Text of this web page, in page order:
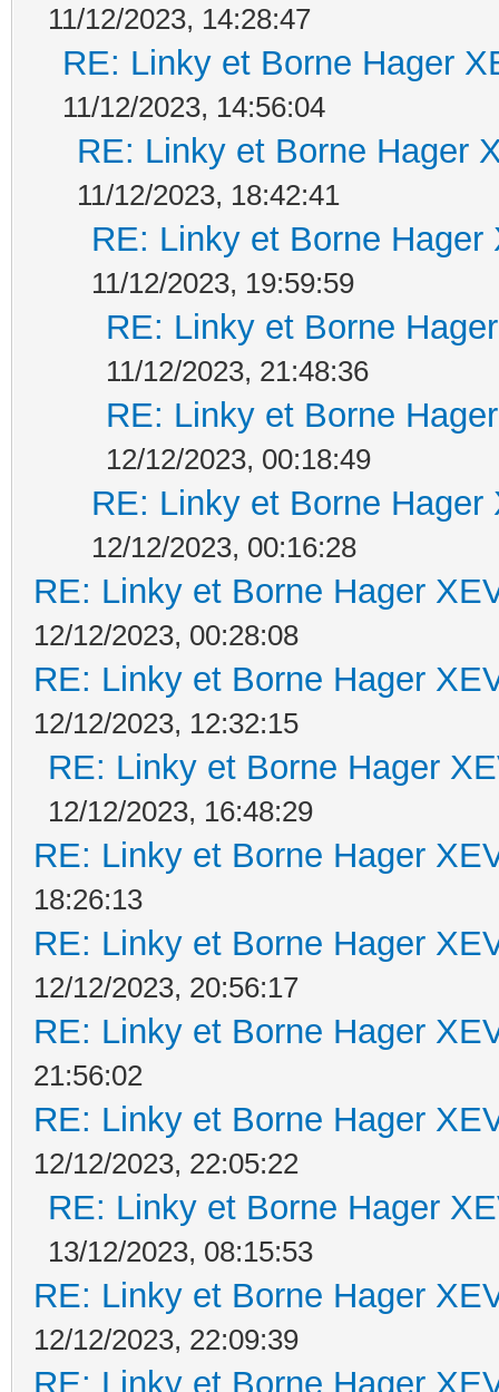
11/12/2023, 14:28:47
RE: Linky et Borne Hager
11/12/2023, 14:56:04
RE: Linky et Borne Hager
11/12/2023, 18:42:41
RE: Linky et Borne Hager
11/12/2023, 19:59:59
RE: Linky et Borne
11/12/2023, 21:48:36
RE: Linky et Borne
12/12/2023, 00:18:49
RE: Linky et Borne Hager
12/12/2023, 00:16:28
RE: Linky et Borne Hager
12/12/2023, 00:28:08
RE: Linky et Borne Hager
12/12/2023, 12:32:15
RE: Linky et Borne Hager
12/12/2023, 16:48:29
RE: Linky et Borne Hager
18:26:13
RE: Linky et Borne Hager
12/12/2023, 20:56:17
RE: Linky et Borne Hager
21:56:02
RE: Linky et Borne Hager
12/12/2023, 22:05:22
RE: Linky et Borne Hager
13/12/2023, 08:15:53
RE: Linky et Borne Hager
12/12/2023, 22:09:39
RE: Linky et Borne Hager